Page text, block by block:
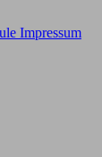
Impressum